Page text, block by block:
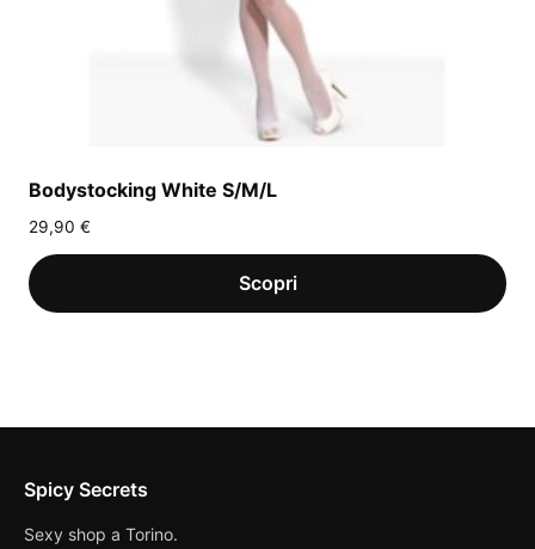
Bodystocking White S/M/L
29,90 €
Spicy Secrets
Sexy shop a Torino.